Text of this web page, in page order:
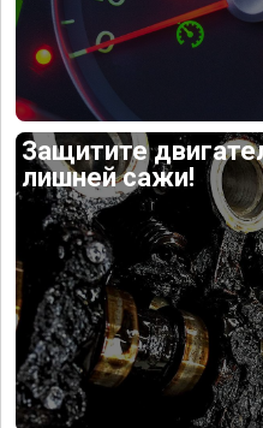
Защитите
лишней сажи!